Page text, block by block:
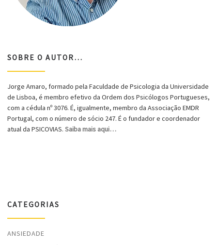
SOBRE O AUTOR…
Jorge Amaro, formado pela Faculdade de Psicologia da Universidade
de Lisboa, é membro efetivo da Ordem dos Psicólogos Portugueses,
com a cédula nº 3076. É, igualmente, membro da Associação EMDR
Portugal, com o número de sócio 247. É o fundador e coordenador
atual da PSICOVIAS. Saiba mais aqui…
CATEGORIAS
ANSIEDADE